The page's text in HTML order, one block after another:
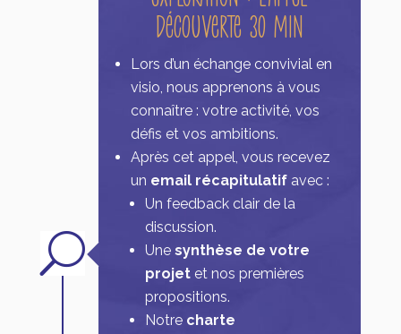
U
découverte 30 min
Lors d’un échange convivial en
visio, nous apprenons à vous
connaître : votre activité, vos
défis et vos ambitions.
Après cet appel, vous recevez
un email récapitulatifavec :
Un feedback clair de la
discussion.
Une synthèse de votre
projetet nos premières
propositions.
Notre charte